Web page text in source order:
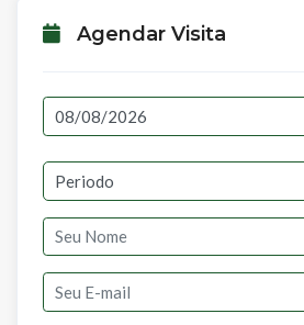
Agendar Visita
Periodo